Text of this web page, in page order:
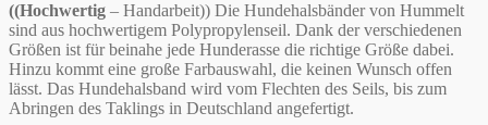
((Hochwertig – Handarbeit)) Die Hundehalsbänder von Hummelt
sind aus hochwertigem Polypropylenseil. Dank der verschiedenen
Größen ist für beinahe jede Hunderasse die richtige Größe dabei.
Hinzu kommt eine große Farbauswahl, die keinen Wunsch offen
lässt. Das Hundehalsband wird vom Flechten des Seils, bis zum
Abringen des Taklings in Deutschland angefertigt.